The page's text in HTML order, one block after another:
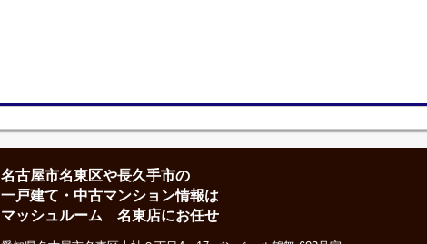
名古屋市名東区や長久手市の
一戸建て・中古マンション情報は
マッシュルーム 名東店にお任せ